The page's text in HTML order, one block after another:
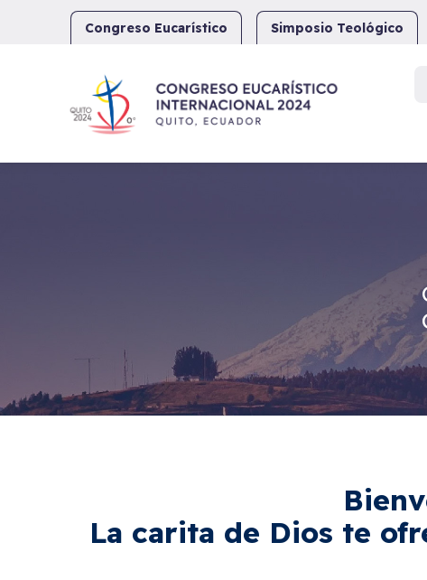
Congreso Eucarístico Simposio Teológico
La carita de Dios te